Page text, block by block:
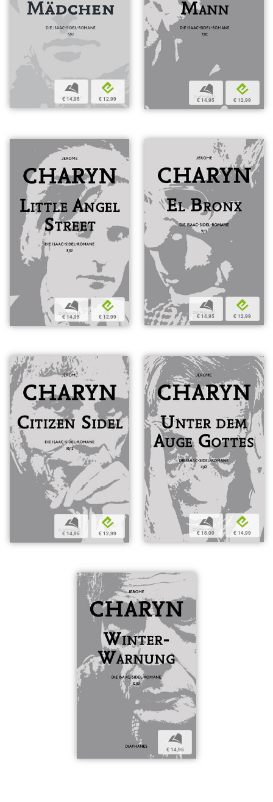
b
€ 14,95
e
€ 12,99
b
€ 14,95
e
€ 12,99
b
€ 14,95
e
€ 12,99
b
€ 14,95
e
€ 12,99
b
€ 14,95
e
€ 12,99
b
€ 18,00
e
€ 14,99
b
€ 14,95